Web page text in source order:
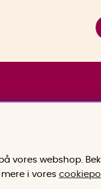
vores webshop.
i vores